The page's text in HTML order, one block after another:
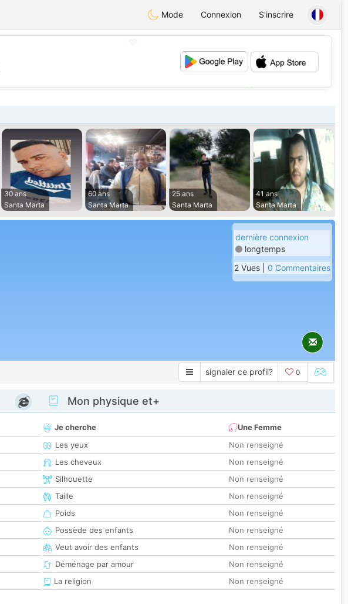
Mode Connexion S'inscrire
30 ans
Santa Marta
60 ans
Santa Marta
25 ans
Santa Marta
41 ans
Santa Marta
dernière connexion
longtemps
2 Vues | 0 Commentaires
signaler ce profil? 0
Mon physique et+
Je cherche
Une Femme
Les yeux
Non renseigné
Les cheveux
Non renseigné
Silhouette
Non renseigné
Taille
Non renseigné
Poids
Non renseigné
Possède des enfants
Non renseigné
Veut avoir des enfants
Non renseigné
Déménage par amour
Non renseigné
La religion
Non renseigné